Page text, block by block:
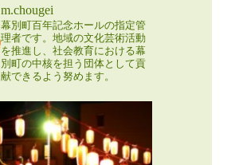
m.chougei
幕別町百年記念ホールの指定管
理者です。地域の文化芸術活動
を推進し、社会教育における幕
別町の中核を担う団体として貢
献できるよう努めます。